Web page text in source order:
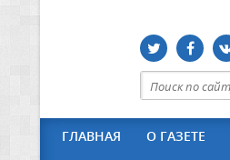
ГЛАВНАЯ О ГАЗЕТЕ